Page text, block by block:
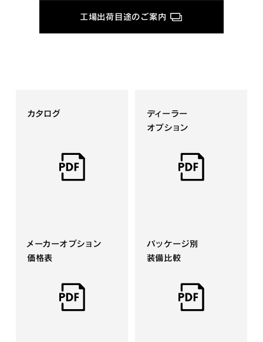
工場出荷目途のご案内
カタログ
ディーラー
オプション
メーカーオプション
価格表
パッケージ別
装備比較